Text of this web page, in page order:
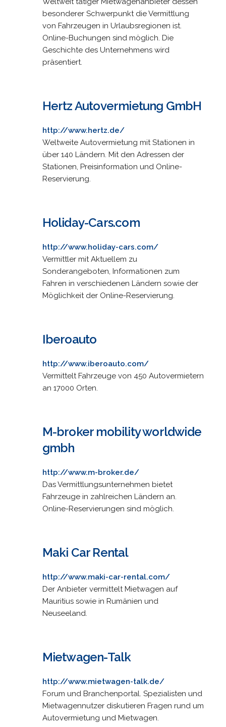
besonderer Schwerpunkt die Vermittlung
von Fahrzeugen in Urlaubsregionen ist.
Online-Buchungen sind möglich. Die
Geschichte des Unternehmens wird
präsentiert.
Hertz Autovermietung GmbH
http://www.hertz.de/
Weltweite Autovermietung mit Stationen in
über 140 Ländern. Mit den Adressen der
Stationen, Preisinformation und Online-
Reservierung.
Holiday-Cars.com
http://www.holiday-cars.com/
Vermittler mit Aktuellem zu
Sonderangeboten, Informationen zum
Fahren in verschiedenen Ländern sowie der
Möglichkeit der Online-Reservierung.
Iberoauto
http://www.iberoauto.com/
Vermittelt Fahrzeuge von 450 Autovermietern
an 17000 Orten.
M-broker mobility worldwide
gmbh
http://www.m-broker.de/
Das Vermittlungsunternehmen bietet
Fahrzeuge in zahlreichen Ländern an.
Online-Reservierungen sind möglich.
Maki Car Rental
http://www.maki-car-rental.com/
Der Anbieter vermittelt Mietwagen auf
Mauritius sowie in Rumänien und
Neuseeland.
Mietwagen-Talk
http://www.mietwagen-talk.de/
Forum und Branchenportal. Spezialisten und
Mietwagennutzer diskutieren Fragen rund um
Autovermietung und Mietwagen.